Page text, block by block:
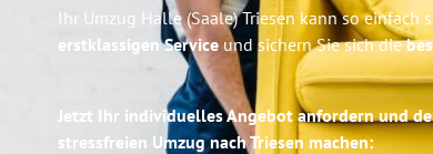
Ihr Umzug Halle (Saale) Triesen kann so einfach
erstklassigen Service und sichern Sie sich die
Jetzt Ihr individuelles Angebot anfordern und
stressfreien Umzug nach Triesen machen: